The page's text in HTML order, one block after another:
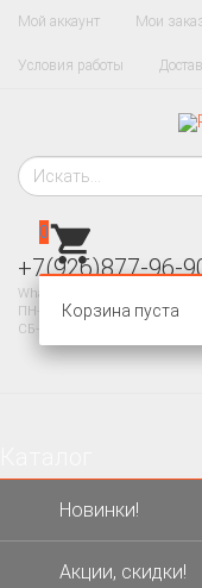
Мой аккаунт Мои
Условия работы
+7(926)877-96-
WhatsApp, Telegram
ПН-ПТ 10-20
СБ-ВС - ВЫХОДНОЙ
0
Корзина пуста
Новинки!
Акции, скидки!